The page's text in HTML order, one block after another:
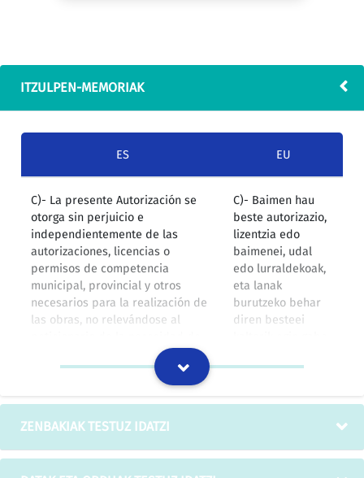
ITZULPEN-MEMORIAK
ES EU
C)- La presente Autorización se
otorga sin perjuicio e
independientemente de las
autorizaciones, licencias o
permisos de competencia
municipal, provincial y otros
necesarios para la realización de
las obras, no relevándose al
obtención de los mismos.
C)- Baimen hau
beste autorizazio,
lizentzia edo
baimenei, udal
edo lurraldekoak,
eta lanak
burutzeko behar
diren besteei
du eskatzailea
betebeharretik
IZOko itzulpen-memoria
ZENBAKIAK TESTUZ IDATZI